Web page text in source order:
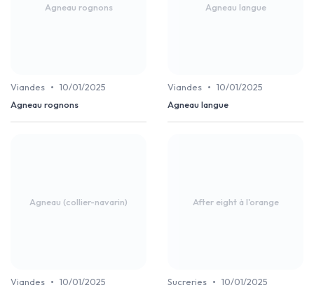
Agneau rognons
Viandes • 10/01/2025
Agneau rognons
Agneau langue
Viandes • 10/01/2025
Agneau langue
Agneau (collier-navarin)
Viandes • 10/01/2025
After eight à l'orange
Sucreries • 10/01/2025